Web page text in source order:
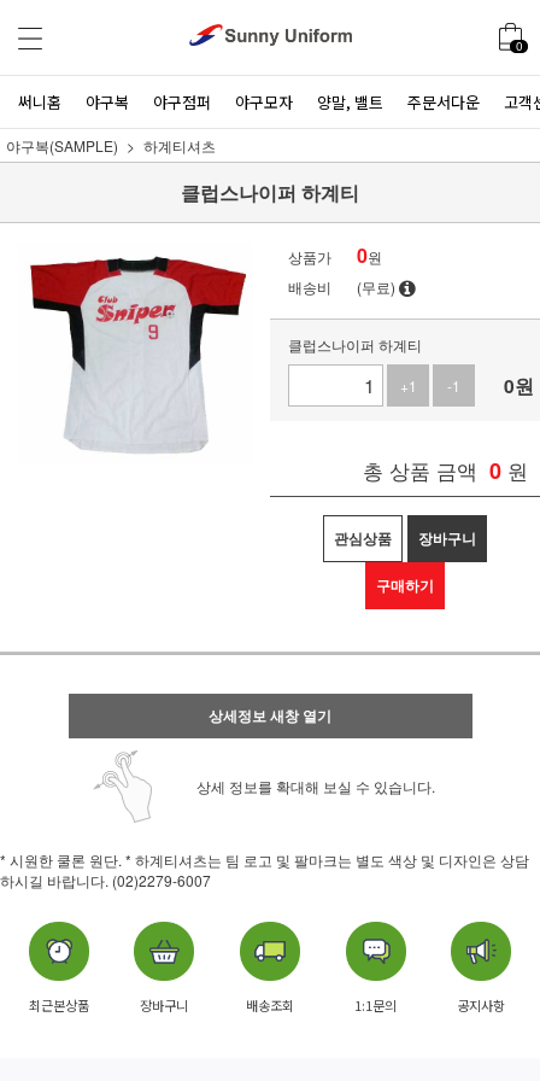
0
써니홈 야구복 야구점퍼 야구모자 양말, 밸트 주문서다운 고객
야구복(SAMPLE) 하계티셔츠
클럽스나이퍼 하계티
상품가 0원
배송비
(무료)
클럽스나이퍼 하계티
+1
-1 0원
총 상품 금액 0 원
관심상품 장바구니
구매하기
상세정보 새창 열기
상세 정보를 확대해 보실 수 있습니다.
* 시원한 쿨론 원단. * 하계티셔츠는 팀 로고 및 팔마크는 별도 색상 및 디자인은 상담
하시길 바랍니다. (02)2279-6007
최근본상품 장바구니 배송조회 1:1문의 공지사항